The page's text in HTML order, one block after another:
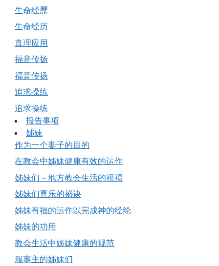
生命经歷
生命经历
真理应用
福音传扬
福音传扬
追求操练
追求操练
报告事项
姊妹
作为一个妻子的目的
在教会中姊妹健康有效的运作
姊妹们－地方教会生活的祝福
姊妹们喜乐的祕诀
姊妹有福的运作以完成神的经纶
姊妹的功用
教会生活中姊妹健康的规范
服事主的姊妹们